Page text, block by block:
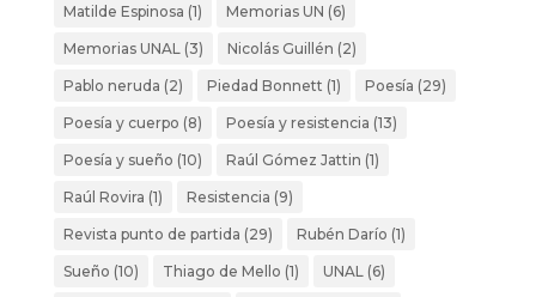
Matilde Espinosa (1) Memorias UN (6)
Memorias UNAL (3) Nicolás Guillén (2)
Pablo neruda (2) Piedad Bonnett (1) Poesía (29)
Poesía y cuerpo (8) Poesía y resistencia (13)
Poesía y sueño (10) Raúl Gómez Jattin (1)
Raúl Rovira (1) Resistencia (9)
Revista punto de partida (29) Rubén Darío (1)
Sueño (10) Thiago de Mello (1) UNAL (6)